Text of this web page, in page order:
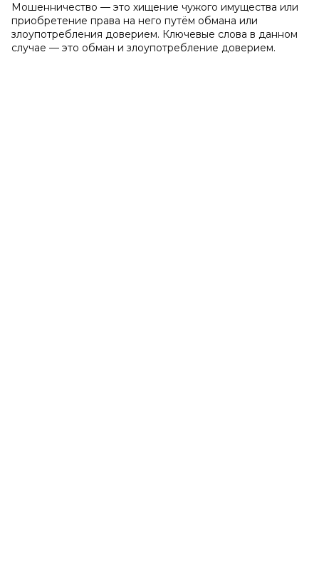
Мошенничество — это хищение чужого имущества или
приобретение права на него путём обмана или
злоупотребления доверием. Ключевые слова в данном
случае — это обман и злоупотребление доверием.